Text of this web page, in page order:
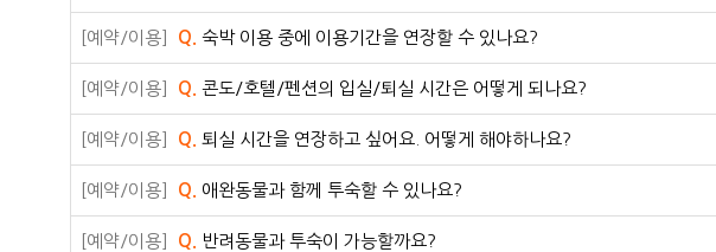
[예약/이용] Q. 숙박 이용 중에 이용기간을 연장할 수 있나요?
[예약/이용] Q. 콘도/호텔/펜션의 입실/퇴실 시간은 어떻게 되나요?
[예약/이용] Q. 퇴실 시간을 연장하고 싶어요. 어떻게 해야하나요?
[예약/이용] Q. 애완동물과 함께 투숙할 수 있나요?
[예약/이용] Q. 반려동물과 투숙이 가능할까요?